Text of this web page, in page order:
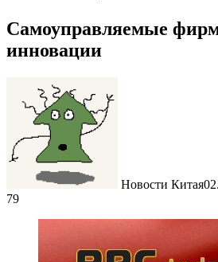
Самоуправляемые
инновации
Новости Китая
79